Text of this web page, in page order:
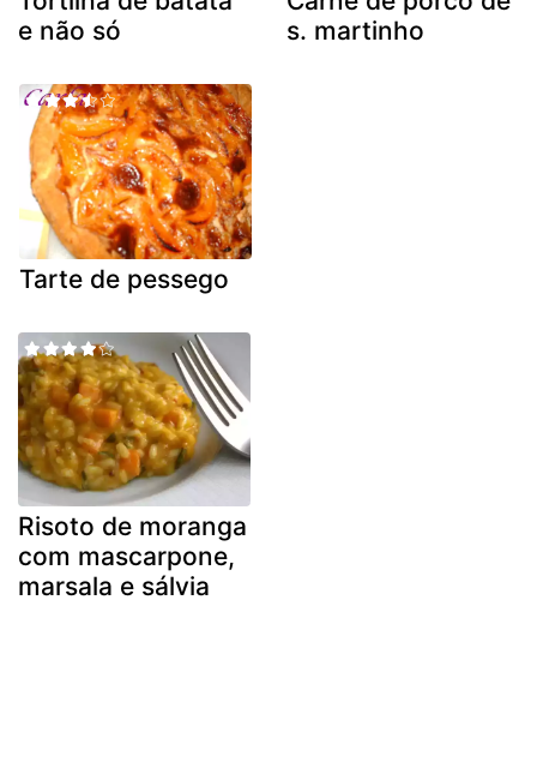
e não só
s. martinho
Tarte de pessego
Risoto de moranga
com mascarpone,
marsala e sálvia